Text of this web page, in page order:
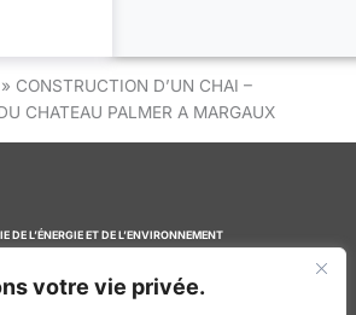
votre vie privée.
» CONSTRUCTION D’UN CHAI –
CHATEAU PALMER A MARGAUX
DE L’ÉNERGIE ET DE L’ENVIRONNEMENT